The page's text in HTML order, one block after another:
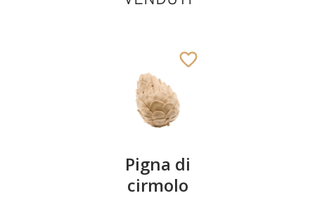
Aggiunto al carrello
Pigna di
cirmolo